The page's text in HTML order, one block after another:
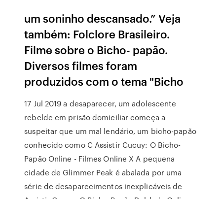
um soninho descansado.” Veja
também: Folclore Brasileiro.
Filme sobre o Bicho- papão.
Diversos filmes foram
produzidos com o tema "Bicho
17 Jul 2019 a desaparecer, um adolescente
rebelde em prisão domiciliar começa a
suspeitar que um mal lendário, um bicho-papão
conhecido como C Assistir Cucuy: O Bicho-
Papão Online - Filmes Online X A pequena
cidade de Glimmer Peak é abalada por uma
série de desaparecimentos inexplicáveis de